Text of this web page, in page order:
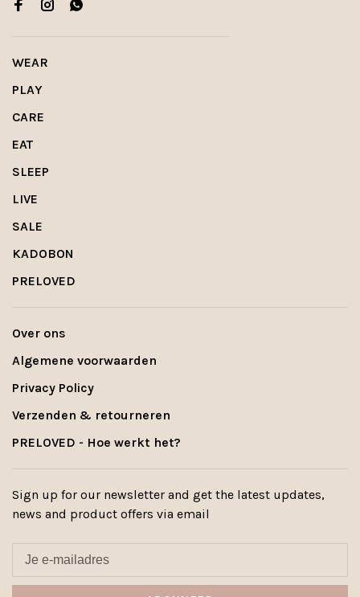
WEAR
PLAY
CARE
EAT
SLEEP
LIVE
SALE
KADOBON
PRELOVED
Over ons
Algemene voorwaarden
Privacy Policy
Verzenden & retourneren
PRELOVED - Hoe werkt het?
Sign up for our newsletter and get the latest updates,
news and product offers via email